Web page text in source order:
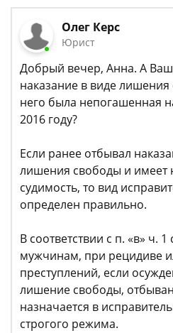
Олег Керс
Юрист
Добрый вечер, Анна. А Ваш
наказание в виде
него была непогашенная
2016 году?
Если ранее отбывал
лишения свободы и имеет
судимость, то вид
определен правильно.
В соответствии с п. «в» ч.
мужчинам, при рецидиве
преступлений, если
лишение свободы,
назначается в
строгого режима.